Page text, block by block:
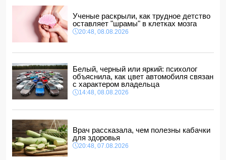
20:48, 08.08.2026
Месси получил наибольшее количество угроз во время
ЧМ-2026
20:28, 08.08.2026
В Баку обнаружено и изъято около 30 кг наркотиков
Магдалена Гроно: Лидеры Азербайджана и Армении
открыли путь к прочному и необратимому миру
20:00, 08.08.2026
реализации проекта TRIPP
18:48, 08.08.2026
Ученые раскрыли, как трудное детство
оставляет "шрамы" в клетках мозга
20:48, 08.08.2026
Белый, черный или яркий: психолог
объяснила, как цвет автомобиля связан
с характером владельца
14:48, 08.08.2026
Врач рассказала, чем полезны кабачки
для здоровья
20:48, 07.08.2026